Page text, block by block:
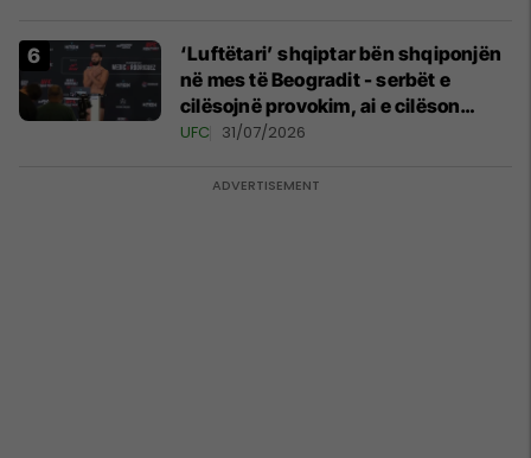
‘Luftëtari’ shqiptar bën shqiponjën
në mes të Beogradit - serbët e
cilësojnë provokim, ai e cilëson
simbol të identitetit
UFC 31/07/2026